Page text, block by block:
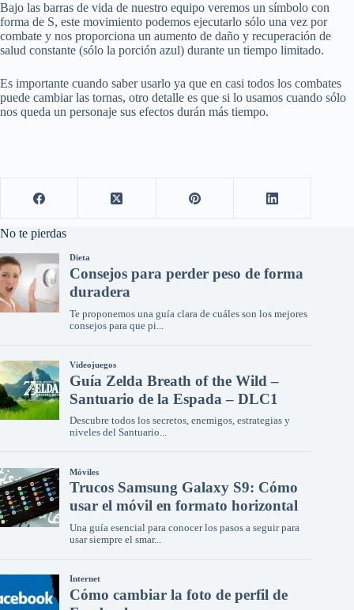
Bajo las barras de vida de nuestro equipo veremos un símbolo con
forma de S, este movimiento podemos ejecutarlo sólo una vez por
combate y nos proporciona un aumento de daño y recuperación de
salud constante (sólo la porción azul) durante un tiempo limitado.
Es importante cuando saber usarlo ya que en casi todos los combates
puede cambiar las tornas, otro detalle es que si lo usamos cuando sólo
nos queda un personaje sus efectos durán más tiempo.
No te pierdas